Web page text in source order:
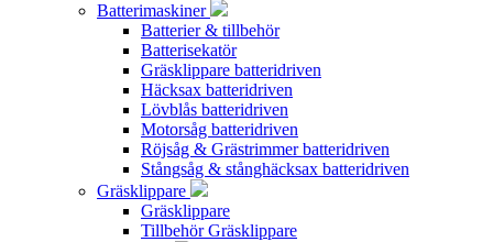
Batterimaskiner
Batterier & tillbehör
Batterisekatör
Gräsklippare batteridriven
Häcksax batteridriven
Lövblås batteridriven
Motorsåg batteridriven
Röjsåg & Grästrimmer batteridriven
Stångsåg & stånghäcksax batteridriven
Gräsklippare
Gräsklippare
Tillbehör Gräsklippare